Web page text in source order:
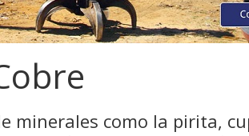
minerales como la pirita,